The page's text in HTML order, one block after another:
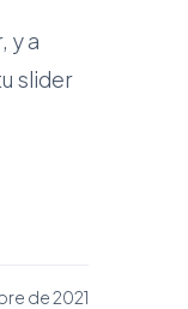
y a
slider
de 2021